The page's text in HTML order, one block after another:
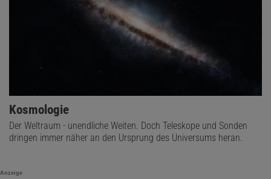
Kosmologie
Der Weltraum - unendliche Weiten. Doch Teleskope und Sonden
dringen immer näher an den Ursprung des Universums heran.
Anzeige